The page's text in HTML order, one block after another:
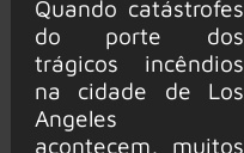
Quando catástrofes
do porte dos
trágicos incêndios
na cidade de Los
Angeles
acontecem, muitos